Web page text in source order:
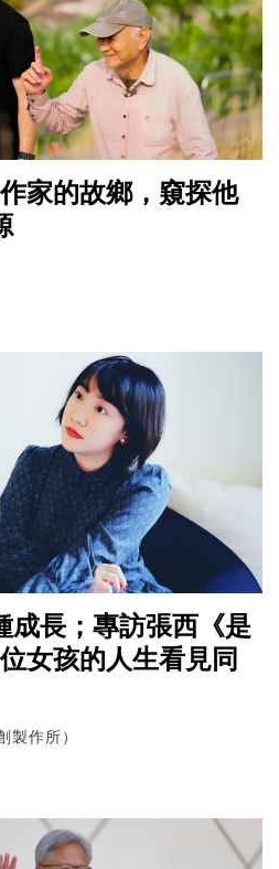
家的故鄉，窺探他
成長；專訪張西《是
女孩的人生看見同
製作所）